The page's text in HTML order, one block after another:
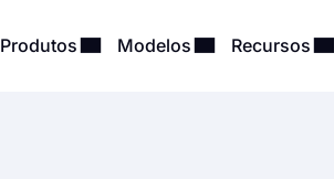
Produtos Modelos Recursos